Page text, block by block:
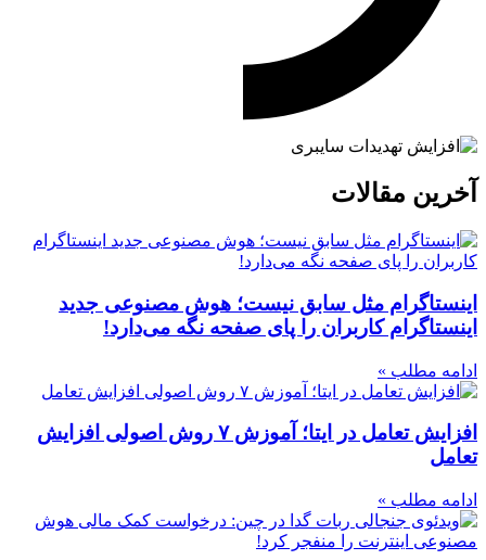
آخرین مقالات
اینستاگرام مثل سابق نیست؛ هوش مصنوعی جدید
اینستاگرام کاربران را پای صفحه نگه می‌دارد!
ادامه مطلب »
افزایش تعامل در ایتا؛ آموزش ۷ روش اصولی افزایش
تعامل
ادامه مطلب »